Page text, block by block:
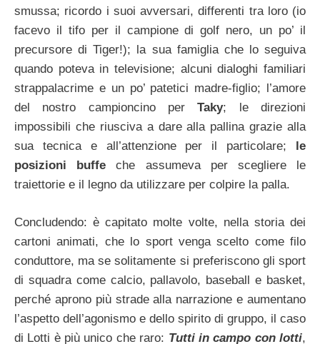
smussa; ricordo i suoi avversari, differenti tra loro (io
facevo il tifo per il campione di golf nero, un po’ il
precursore di Tiger!); la sua famiglia che lo seguiva
quando poteva in televisione; alcuni dialoghi familiari
strappalacrime e un po’ patetici madre-figlio; l’amore
del nostro campioncino perTaky; le direzioni
impossibili che riusciva a dare alla pallina grazie alla
sua tecnica e all’attenzione per il particolare; le
posizioni buffe che assumeva per scegliere le
traiettorie e il legno da utilizzare per colpire la palla.
Concludendo: è capitato molte volte, nella storia dei
cartoni animati, che lo sport venga scelto come filo
conduttore, ma se solitamente si preferiscono gli sport
di squadra come calcio, pallavolo, baseball e basket,
perché aprono più strade alla narrazione e aumentano
l’aspetto dell’agonismo e dello spirito di gruppo, il caso
di Lotti è più unico che raro: Tutti in campo con lotti,